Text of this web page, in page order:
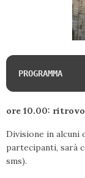
PROGRAMMA
ore 10.00:
Divisione in alcuni
partecipanti, sarà
sms).